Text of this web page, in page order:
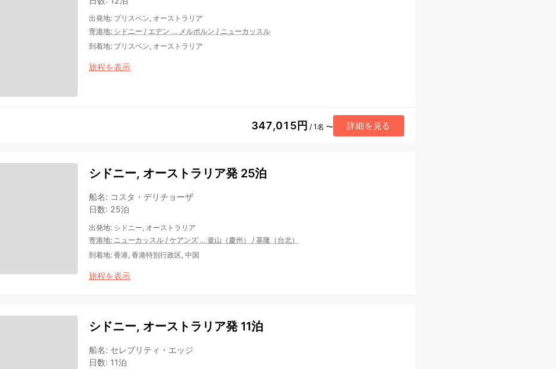
出発地: ブリスベン, オーストラリア
寄港地: シドニー / エデン … メルボルン / ニューカッスル
到着地: ブリスベン, オーストラリア
旅程を表示
347,015円 / 1名 〜 詳細を見る
シドニー, オーストラリア発 25泊
船名: コスタ・デリチョーザ
日数: 25泊
出発地: シドニー, オーストラリア
寄港地: ニューカッスル/ ケアンズ… 釜山（慶州） / 基隆（台北）
到着地: 香港, 香港特別行政区, 中国
旅程を表示
シドニー, オーストラリア発 11泊
船名: セレブリティ・エッジ
日数: 11泊